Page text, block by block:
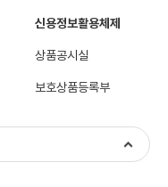
신용정보활용체제
상품공시실
보호상품등록부